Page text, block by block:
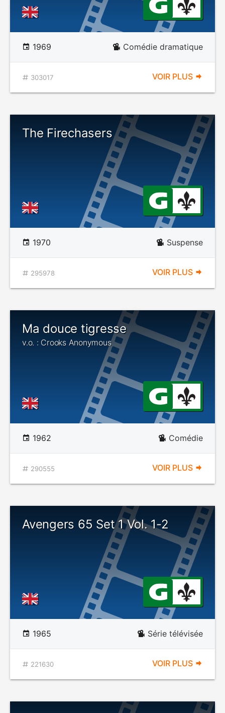
1969 Comédie dramatique
303017 VOIR PLUS
The Firechasers
1970 Suspense
295978 VOIR PLUS
Ma douce tigresse
v.o. : Crooks Anonymous
1962 Comédie
290555 VOIR PLUS
Avengers 65 Set 1 Vol. 1-2
1965 Série télévisée
221630 VOIR PLUS